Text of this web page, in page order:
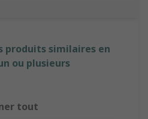
produits similaires en
ou plusieurs
tout